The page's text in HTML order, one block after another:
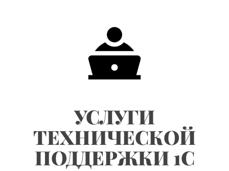
УСЛУГИ
ТЕХНИЧЕСКОЙ
ПОДДЕРЖКИ 1С